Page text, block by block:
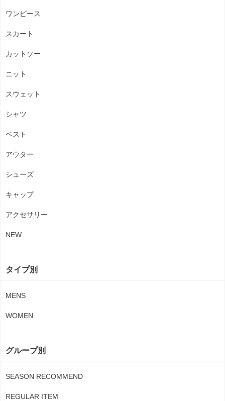
ワンピース
スカート
カットソー
ニット
スウェット
シャツ
ベスト
アウター
シューズ
キャップ
アクセサリー
NEW
タイプ別
MENS
WOMEN
グループ別
SEASON RECOMMEND
REGULAR ITEM